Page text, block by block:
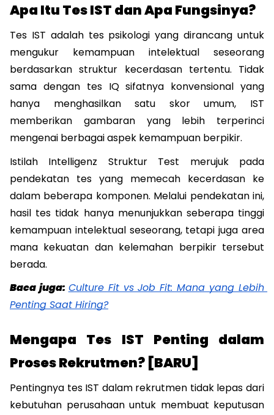
Apa Itu Tes IST dan Apa Fungsinya?
Tes IST adalah tes psikologi yang dirancang untuk
mengukur kemampuan intelektual seseorang
berdasarkan struktur kecerdasan tertentu. Tidak
sama dengan tes IQ sifatnya konvensional yang
hanya menghasilkan satu skor umum, IST
memberikan gambaran yang lebih terperinci
mengenai berbagai aspek kemampuan berpikir.
Istilah Intelligenz Struktur Test merujuk pada
pendekatan tes yang memecah kecerdasan ke
dalam beberapa komponen. Melalui pendekatan ini,
hasil tes tidak hanya menunjukkan seberapa tinggi
kemampuan intelektual seseorang, tetapi juga area
mana kekuatan dan kelemahan berpikir tersebut
berada.
Baca juga: Culture Fit vs Job Fit: Mana yang Lebih
Penting Saat Hiring?
Mengapa Tes IST Penting dalam
Proses Rekrutmen? [BARU]
Pentingnya tes IST dalam rekrutmen tidak lepas dari
kebutuhan perusahaan untuk membuat keputusan